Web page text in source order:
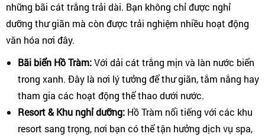
những bãi cát trắng trải dài. Bạn không chỉ được nghỉ
dưỡng thư giãn mà còn được trải nghiệm nhiều hoạt động
văn hóa nơi đây.
Bãi biển Hồ Tràm:Với dải cát trắng mịn và làn nước biển
trong xanh. Đây là nơi lý tưởng để thư giãn, tắm nắng hay
tham gia các hoạt động thể thao dưới nước.
Resort & Khu nghỉ dưỡng: Hồ Tràm nổi tiếng với các khu
resort sang trọng, nơi bạn có thể tận hưởng dịch vụ spa,